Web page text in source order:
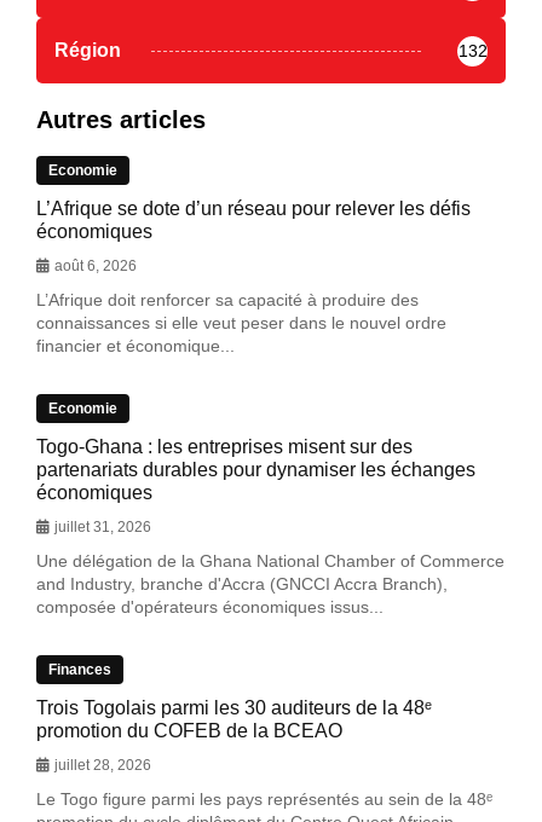
Région 132
Autres articles
Economie
L’Afrique se dote d’un réseau pour relever les défis
économiques
août 6, 2026
L’Afrique doit renforcer sa capacité à produire des
connaissances si elle veut peser dans le nouvel ordre
financier et économique...
Economie
Togo-Ghana : les entreprises misent sur des
partenariats durables pour dynamiser les échanges
économiques
juillet 31, 2026
Une délégation de la Ghana National Chamber of Commerce
and Industry, branche d'Accra (GNCCI Accra Branch),
composée d'opérateurs économiques issus...
Finances
Trois Togolais parmi les 30 auditeurs de la 48ᵉ
promotion du COFEB de la BCEAO
juillet 28, 2026
Le Togo figure parmi les pays représentés au sein de la 48ᵉ